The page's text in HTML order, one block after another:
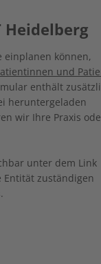
Heidelberg
einplanen können,
und
enthält
heruntergeladen
wir Ihre Praxis
unter dem Link
zuständigen